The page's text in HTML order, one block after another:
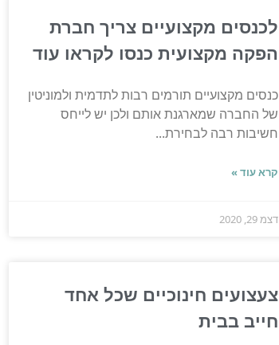
לכנסים מקצועיים צריך חברת
הפקה מקצועית כנסו לקראו עוד
כנסים מקצועיים תורמים רבות לתדמית ולמוניטין
של החברה שמארגנת אותם ולכן יש לייחס
חשיבות רבה לבחירת...
קרא עוד »
דצמ 29, 2020
צעצועים חינוכיים שכל אחד
חייב בבית